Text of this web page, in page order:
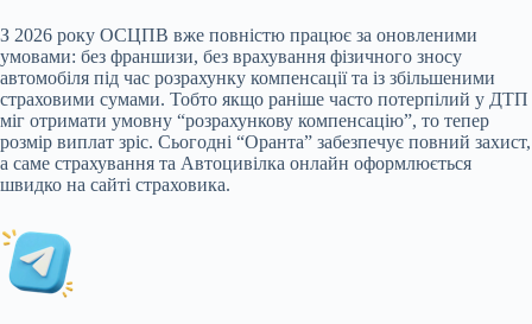
З 2026 року ОСЦПВ вже повністю працює за оновленими
умовами: без франшизи, без врахування фізичного зносу
автомобіля під час розрахунку компенсації та із збільшеними
страховими сумами. Тобто якщо раніше часто потерпілий у ДТП
міг отримати умовну “розрахункову компенсацію”, то тепер
розмір виплат зріс. Сьогодні “Оранта” забезпечує повний захист,
а саме страхування та Автоцивілка онлайн оформлюється
швидко на сайті страховика.